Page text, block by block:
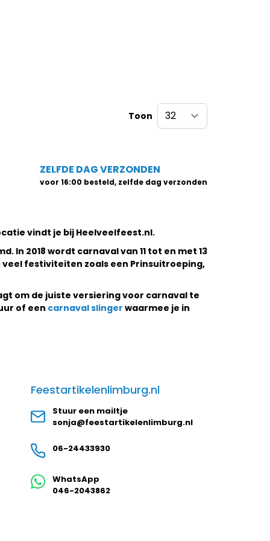
Toon
ZELFDE DAG VERZONDEN
voor 16:00 besteld, zelfde dag verzonden
vindt je bij Heelveelfeest.nl.
In 2018 wordt carnavalvan 11 tot en met 13
festiviteiten zoals een Prinsuitroeping,
om de juiste versiering voor carnaval te
of een carnaval slinger waarmee je in
Feestartikelenlimburg.nl
Stuur een mailtje
sonja@feestartikelenlimburg.nl
06-24433930
WhatsApp
046-2043862